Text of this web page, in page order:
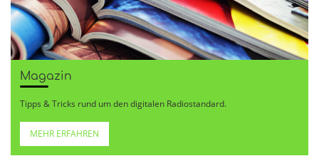
Magazin
Tipps & Tricks rund um den digitalen Radiostandard.
MEHR ERFAHREN